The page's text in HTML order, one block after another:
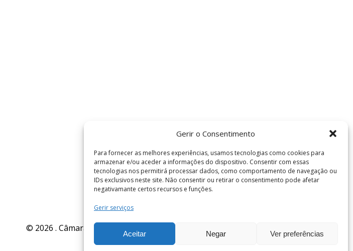
Gerir o Consentimento
Para fornecer as melhores experiências, usamos tecnologias como cookies para
armazenar e/ou aceder a informações do dispositivo. Consentir com essas
tecnologias nos permitirá processar dados, como comportamento de navegação ou
IDs exclusivos neste site. Não consentir ou retirar o consentimento pode afetar
negativamante certos recursos e funções.
Gerir serviços
Aceitar Negar Ver preferências
© 2026 . Câmara Municipal de Coimbra . Todos os direitos reservados.